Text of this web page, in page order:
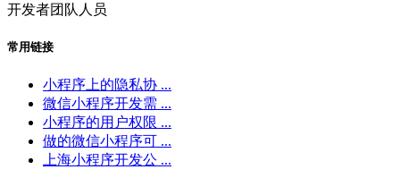
开发者团队人员
常用链接
小程序上的隐私协 ...
微信小程序开发需 ...
小程序的用户权限 ...
做的微信小程序可 ...
上海小程序开发公 ...